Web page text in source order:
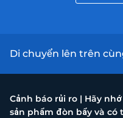
Di chuyển lên trên
Cảnh báo rủi ro | Hãy
sản phẩm đòn bẩy và